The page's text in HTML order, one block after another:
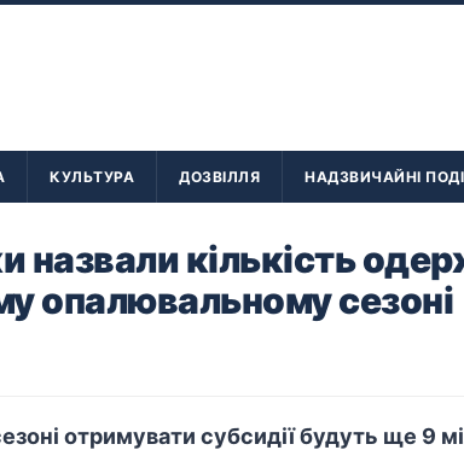
КУЛЬТУРА ДОЗВІЛЛЯ НАДЗВИЧАЙНІ
назвали кількість
опалювальному сезоні
отримувати субсидії будуть ще 9